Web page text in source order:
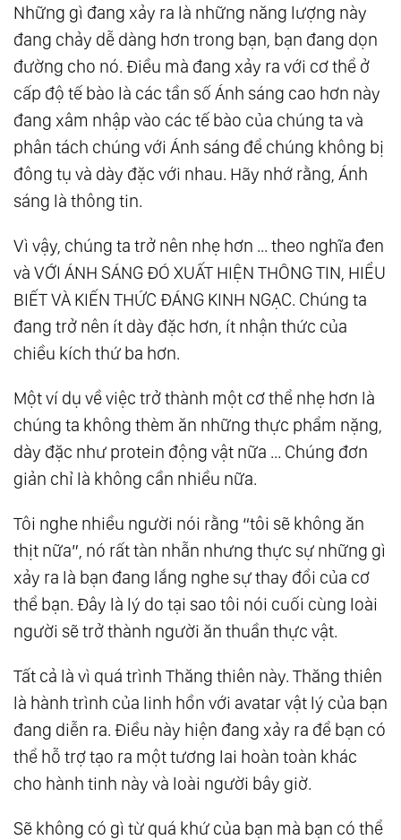
Những gì đang xảy ra là những năng lượng này
đang chảy dễ dàng hơn trong bạn, bạn đang dọn
đường cho nó. Điều mà đang xảy ra với cơ thể ở
cấp độ tế bào là các tần số Ánh sáng cao hơn này
đang xâm nhập vào các tế bào của chúng ta và
phân tách chúng với Ánh sáng để chúng không bị
đông tụ và dày đặc với nhau. Hãy nhớ rằng, Ánh
sáng là thông tin.
Vì vậy, chúng ta trở nên nhẹ hơn ... theo nghĩa đen
và VỚI ÁNH SÁNG ĐÓ XUẤT HIỆN THÔNG TIN, HIỂU
BIẾT VÀ KIẾN THỨC ĐÁNG KINH NGẠC. Chúng ta
đang trở nên ít dày đặc hơn, ít nhận thức của
chiều kích thứ ba hơn.
Một ví dụ về việc trở thành một cơ thể nhẹ hơn là
chúng ta không thèm ăn những thực phẩm nặng,
dày đặc như protein động vật nữa ... Chúng đơn
giản chỉ là không cần nhiều nữa.
Tôi nghe nhiều người nói rằng “tôi sẽ không ăn
thịt nữa”, nó rất tàn nhẫn nhưng thực sự những gì
xảy ra là bạn đang lắng nghe sự thay đổi của cơ
thể bạn. Đây là lý do tại sao tôi nói cuối cùng loài
người sẽ trở thành người ăn thuần thực vật.
Tất cả là vì quá trình Thăng thiên này. Thăng thiên
là hành trình của linh hồn với avatar vật lý của bạn
đang diễn ra. Điều này hiện đang xảy ra để bạn có
thể hỗ trợ tạo ra một tương lai hoàn toàn khác
cho hành tinh này và loài người bây giờ.
Sẽ không có gì từ quá khứ của bạn mà bạn có thể